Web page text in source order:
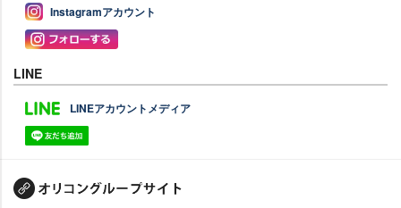
Instagramアカウント
LINE
LINEアカウントメディア